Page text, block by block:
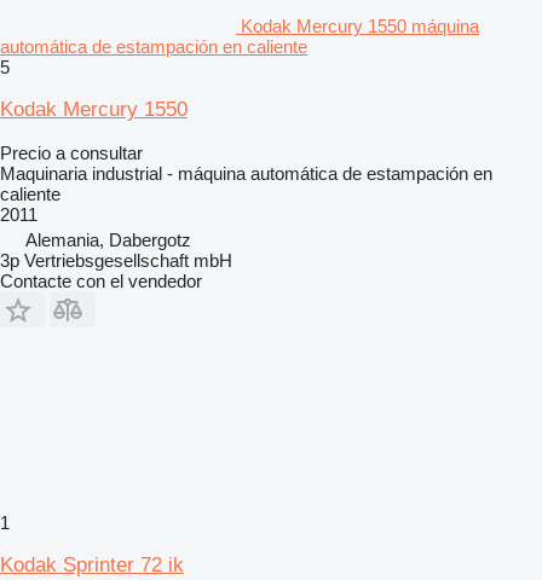
Kodak Mercury 1550 máquina
automática de estampación en caliente
5
Kodak Mercury 1550
Precio a consultar
Maquinaria industrial - máquina automática de estampación en
caliente
2011
Alemania, Dabergotz
3p Vertriebsgesellschaft mbH
Contacte con el vendedor
1
Kodak Sprinter 72 ik